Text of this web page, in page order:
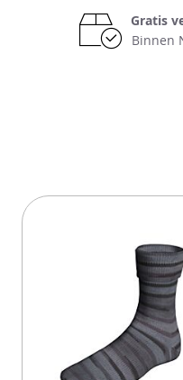
Gratis
Binnen